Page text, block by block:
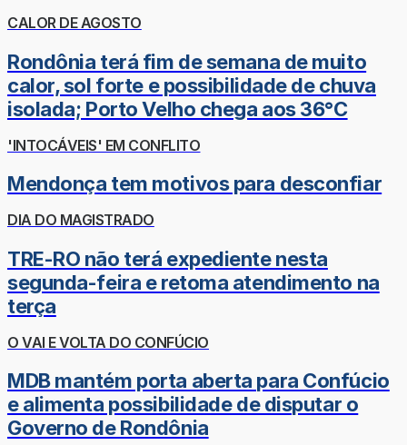
CALOR DE AGOSTO
Rondônia terá fim de semana de muito
calor, sol forte e possibilidade de chuva
isolada; Porto Velho chega aos 36°C
'INTOCÁVEIS' EM CONFLITO
Mendonça tem motivos para desconfiar
DIA DO MAGISTRADO
TRE-RO não terá expediente nesta
segunda-feira e retoma atendimento na
terça
O VAI E VOLTA DO CONFÚCIO
MDB mantém porta aberta para Confúcio
e alimenta possibilidade de disputar o
Governo de Rondônia